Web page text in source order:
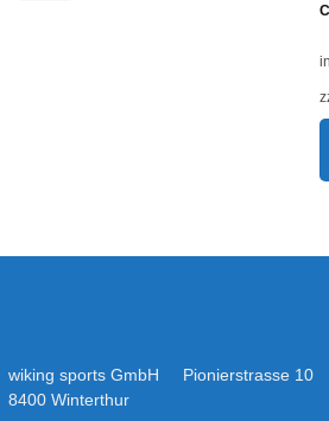
wiking sports GmbH Pionierstrasse 10
8400 Winterthur